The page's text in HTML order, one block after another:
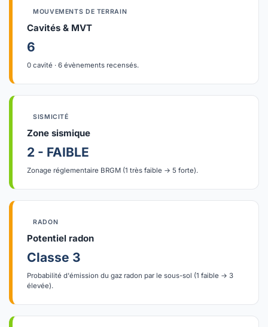
MOUVEMENTS DE TERRAIN
Cavités & MVT
6
0 cavité · 6 évènements recensés.
SISMICITÉ
Zone sismique
2 - FAIBLE
Zonage réglementaire BRGM (1 très faible → 5 forte).
RADON
Potentiel radon
Classe 3
Probabilité d'émission du gaz radon par le sous-sol (1 faible → 3
élevée).